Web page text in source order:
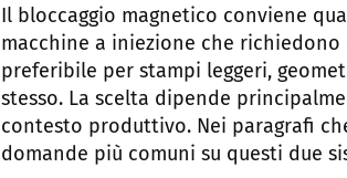
Il bloccaggio magnetico conviene
macchine a iniezione che
preferibile per stampi leggeri,
stesso. La scelta dipende
contesto produttivo. Nei paragrafi
domande più comuni su questi due